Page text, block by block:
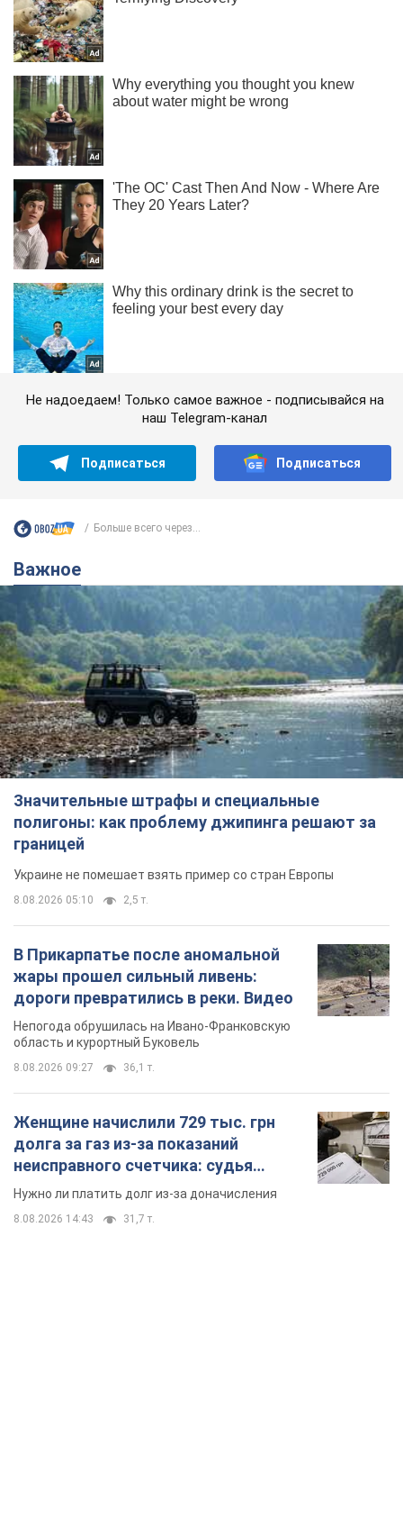
Не надоедаем! Только самое важное - подписывайся на
наш Telegram-канал
Подписаться Подписаться
Больше всего через...
Важное
Значительные штрафы и специальные
полигоны: как проблему джипинга решают за
границей
Украине не помешает взять пример со стран Европы
8.08.2026 05:10 2,5 т.
В Прикарпатье после аномальной
жары прошел сильный ливень:
дороги превратились в реки. Видео
Непогода обрушилась на Ивано-Франковскую
область и курортный Буковель
8.08.2026 09:27 36,1 т.
Женщине начислили 729 тыс. грн
долга за газ из-за показаний
неисправного счетчика: судья
вынес неожиданное решение
Нужно ли платить долг из-за доначисления
8.08.2026 14:43 31,7 т.